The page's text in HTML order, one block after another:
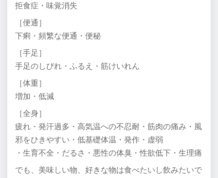
拒食症・味覚消失
［便通］
下痢・頻繁な便通・便秘
［手足］
手足のしびれ・ふるえ・筋けいれん
［体重］
増加・低減
［全身］
疲れ・発汗過多・高気温への不忍耐・筋肉の痛み・風
邪をひきやすい・低基礎体温・発作・虚弱
・生育不全・だるさ・悪性の体臭・性欲低下・生理痛
でも、美味しい物、好きな物は食べたいし飲みたいで